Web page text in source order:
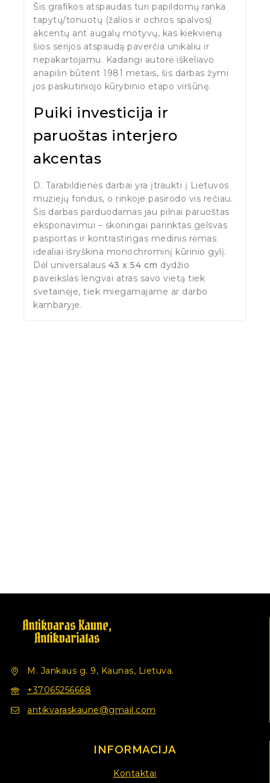
Šis grafikos atspaudas turi papildomų ranka
tapytų/tonuotų (žalios ir ochros spalvos)
akcentų ant augalų motyvų, kas kiekvieną
šios serijos atspaudą paverčia unikaliu ir
nepakartojamu. Kadangi autorė iškeliavo
anapilin būtent 1981 metais, šis darbas žymi
jos paskutiniojo kūrybinio etapo viršūnę.
Puiki investicija ir
paruoštas interjero
akcentas
D. Tarabildienės darbai yra įtraukti į Lietuvos
muziejų fondus, o rinkoje pasirodo vis rečiau.
Šis darbas parduodamas jau pilnai paruoštas
eksponavimui – skoningai parinktas gelsvas
pasportas ir kontrastingas medinis rėmas
idealiai išryškina monochrominį kūrinio gylį.
Dėl universalaus 43 x 54 cm dydžio
paveikslas lengvai atras savo vietą tiek
svetainėje, tiek miegamajame ar darbo
kambaryje.
M. Jankaus g. 9, Kaunas, Lietuva.
+37065256668
antikvaraskaune@gmail.com
INFORMACIJA
Kontaktai